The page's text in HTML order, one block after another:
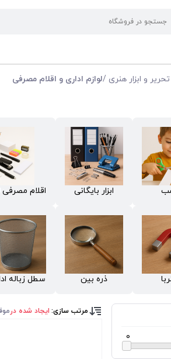
تحریر و ابزار هنری /لوازم اداری و اقلام مصرفی
ابزار بایگانی اقلام مصرفی
ذره بین سطل زباله
0
مرتب سازی: ایجاد شده در